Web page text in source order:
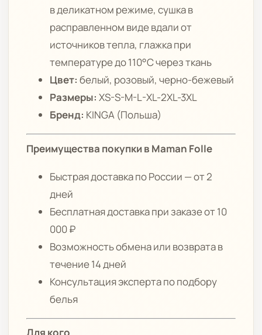
в деликатном режиме, сушка в
расправленном виде вдали от
источников тепла, глажка при
температуре до 110°C через ткань
Цвет: белый, розовый, черно-бежевый
Размеры: XS-S-M-L-XL-2XL-3XL
Бренд: KINGA (Польша)
Преимущества покупки в Maman Folle
Быстрая доставка по России — от 2
дней
Бесплатная доставка при заказе от 10
000 ₽
Возможность обмена или возврата в
течение 14 дней
Консультация эксперта по подбору
белья